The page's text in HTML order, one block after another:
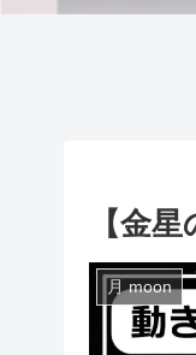
【金
月 moon